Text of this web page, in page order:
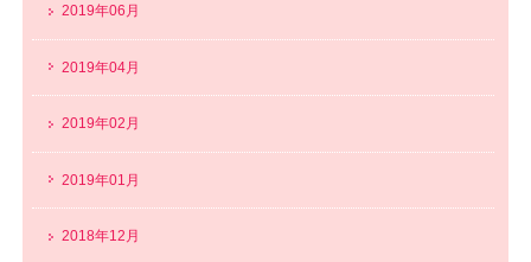
2019年06月
2019年04月
2019年02月
2019年01月
2018年12月